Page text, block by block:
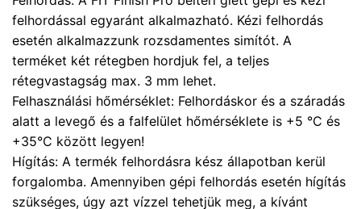
felhordással egyaránt alkalmazható. Kézi felhordás
esetén alkalmazzunk rozsdamentes simítót. A
terméket két rétegben hordjuk fel, a teljes
rétegvastagság max. 3 mm lehet.
Felhasználási hőmérséklet: Felhordáskor és a száradás
alatt a levegő és a falfelület hőmérséklete is +5 °C és
+35°C között legyen!
Hígítás: A termék felhordásra kész állapotban kerül
forgalomba. Amennyiben gépi felhordás esetén hígítás
szükséges, úgy azt vízzel tehetjük meg, a kívánt